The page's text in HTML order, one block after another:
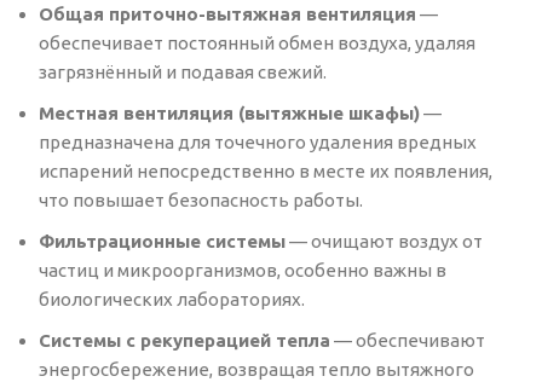
Общая приточно-вытяжная вентиляция —
обеспечивает постоянный обмен воздуха, удаляя
загрязнённый и подавая свежий.
Местная вентиляция (вытяжные шкафы)—
предназначена для точечного удаления вредных
испарений непосредственно в месте их появления,
что повышает безопасность работы.
Фильтрационные системы— очищают воздух от
частиц и микроорганизмов, особенно важны в
биологических лабораториях.
Системы с рекуперацией тепла — обеспечивают
энергосбережение, возвращая тепло вытяжного